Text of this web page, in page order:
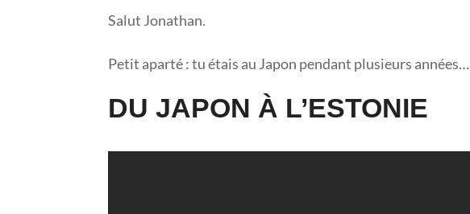
Salut Jonathan.
Petit aparté : tu étais au Japon pendant plusieurs années…
DU JAPON À L’ESTONIE